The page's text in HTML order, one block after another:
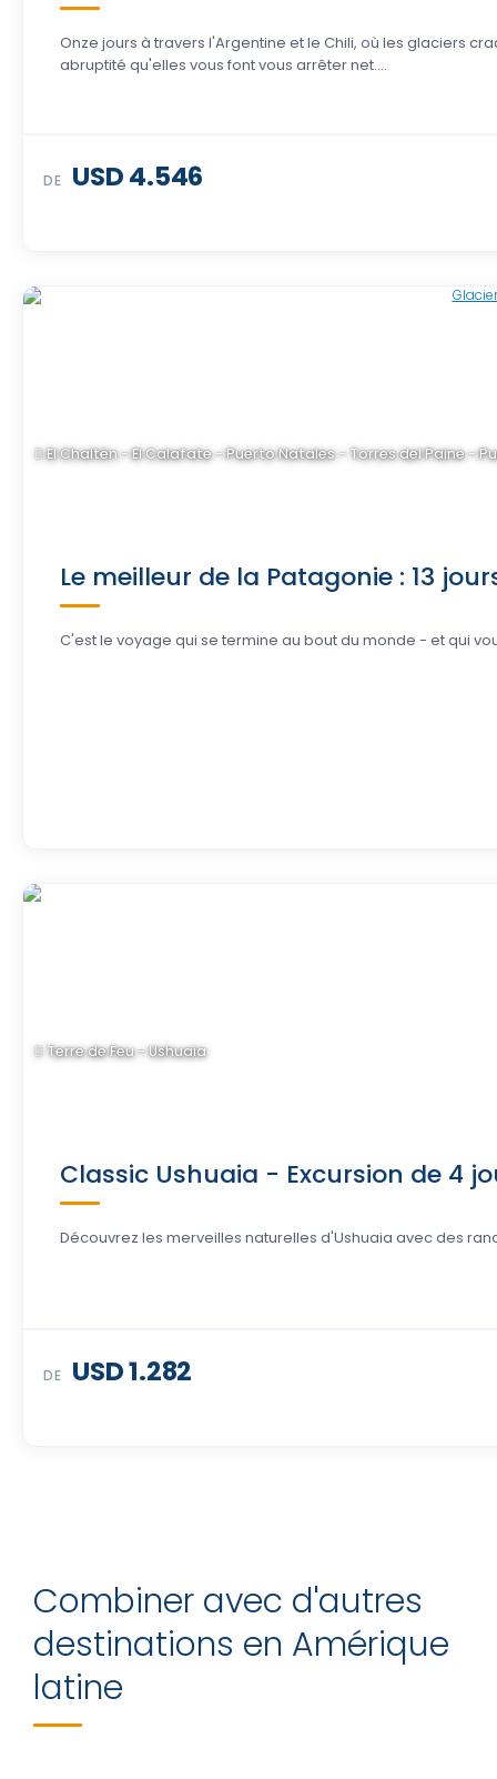
Onze jours à travers l'Argentine et le Chili, où les glaciers
abruptité qu'elles vous font vous arrêter net….
DE USD 4.546
El Chaltén - El Calafate - Puerto Natales - Torres del Paine -
Le meilleur de la Patagonie : 13
C'est le voyage qui se termine au bout du monde - et qui
Terre de Feu - Ushuaia
Classic Ushuaia - Excursion de 4
Découvrez les merveilles naturelles d'Ushuaia avec des
DE USD 1.282
Combiner avec d'autres
destinations en Amérique
latine